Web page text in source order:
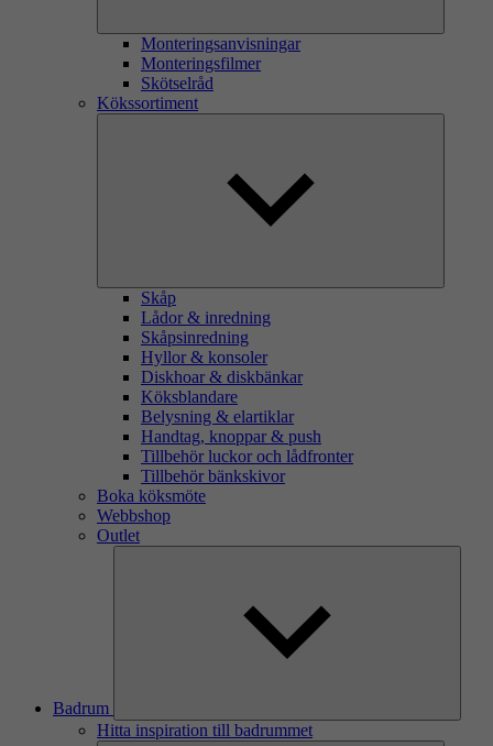
Monteringsanvisningar
Monteringsfilmer
Skötselråd
Kökssortiment
Skåp
Lådor & inredning
Skåpsinredning
Hyllor & konsoler
Diskhoar & diskbänkar
Köksblandare
Belysning & elartiklar
Handtag, knoppar & push
Tillbehör luckor och lådfronter
Tillbehör bänkskivor
Boka köksmöte
Webbshop
Outlet
Badrum
Hitta inspiration till badrummet